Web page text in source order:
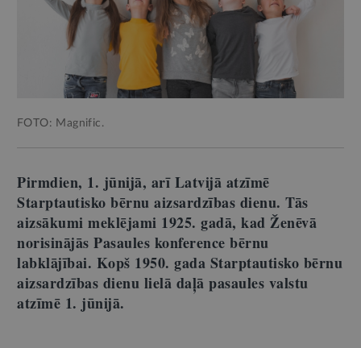
FOTO: Magnific.
Pirmdien, 1. jūnijā, arī Latvijā atzīmē
Starptautisko bērnu aizsardzības dienu. Tās
aizsākumi meklējami 1925. gadā, kad Ženēvā
norisinājās Pasaules konference bērnu
labklājībai. Kopš 1950. gada Starptautisko bērnu
aizsardzības dienu lielā daļā pasaules valstu
atzīmē 1. jūnijā.